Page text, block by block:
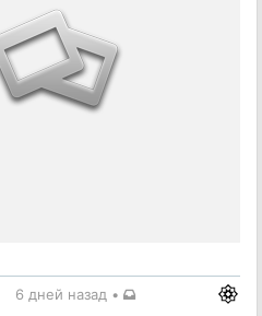
6 дней назад •